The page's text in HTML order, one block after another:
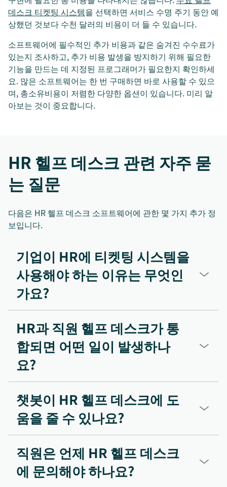
데스크 티켓팅 시스템을 선택하면 서비스 수명 주기 동안 예
상했던 것보다 수천 달러의 비용이 더 들 수 있습니다.
소프트웨어에 필수적인 추가 비용과 같은 숨겨진 수수료가
있는지 조사하고, 추가 비용 발생을 방지하기 위해 필요한
기능을 만드는 데 지정된 프로그래머가 필요한지 확인하세
요. 많은 소프트웨어는 한 번 구매하면 바로 사용할 수 있으
며, 총소유비용이 저렴한 다양한 옵션이 있습니다. 미리 알
아보는 것이 중요합니다.
HR 헬프 데스크 관련 자주 묻
는 질문
다음은 HR 헬프 데스크 소프트웨어에 관한 몇 가지 추가 정
보입니다.
기업이 HR에 티켓팅 시스템을
사용해야 하는 이유는 무엇인
가요?
HR과 직원 헬프 데스크가 통
합되면 어떤 일이 발생하나
요?
챗봇이 HR 헬프 데스크에 도
움을 줄 수 있나요?
직원은 언제 HR 헬프 데스크
에 문의해야 하나요?